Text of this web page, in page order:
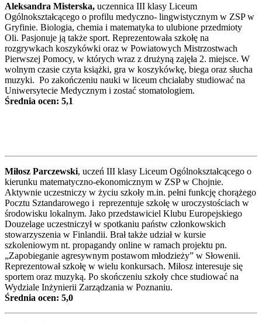
Aleksandra Misterska, uczennica III klasy Liceum
Ogólnokształcącego o profilu medyczno- lingwistycznym w ZSP w
Gryfinie. Biologia, chemia i matematyka to ulubione przedmioty
Oli. Pasjonuje ją także sport. Reprezentowała szkołę na
rozgrywkach koszykówki oraz w Powiatowych Mistrzostwach
Pierwszej Pomocy, w których wraz z drużyną zajęła 2. miejsce. W
wolnym czasie czyta książki, gra w koszykówkę, biega oraz słucha
muzyki. Po zakończeniu nauki w liceum chciałaby studiować na
Uniwersytecie Medycznym i zostać stomatologiem.
Średnia ocen: 5,1
Miłosz Parczewski, uczeń III klasy Liceum Ogólnokształcącego o
kierunku matematyczno-ekonomicznym w ZSP w Chojnie.
Aktywnie uczestniczy w życiu szkoły m.in. pełni funkcję chorążego
Pocztu Sztandarowego i reprezentuje szkołę w uroczystościach w
środowisku lokalnym. Jako przedstawiciel Klubu Europejskiego
Douzelage uczestniczył w spotkaniu państw członkowskich
stowarzyszenia w Finlandii. Brał także udział w kursie
szkoleniowym nt. propagandy online w ramach projektu pn.
„Zapobieganie agresywnym postawom młodzieży” w Słowenii.
Reprezentował szkołę w wielu konkursach. Miłosz interesuje się
sportem oraz muzyką. Po skończeniu szkoły chce studiować na
Wydziale Inżynierii Zarządzania w Poznaniu.
Średnia ocen: 5,0